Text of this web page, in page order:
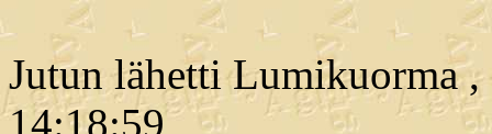
Jutun lähetti Lumikuorma
14:18:59